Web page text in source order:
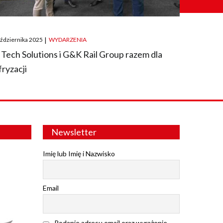
2025 | WYDARZENIA
Tech Solutions i G&K Rail Group razem dla
Newsletter
Imię lub Imię i Nazwisko
Email